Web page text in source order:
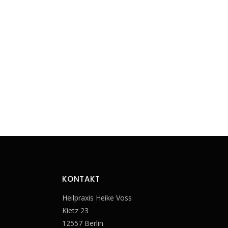
KONTAKT
Heilpraxis Heike Voss
Kietz 23
12557 Berlin